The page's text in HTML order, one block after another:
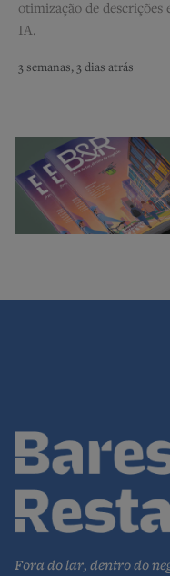
otimização de descrições
IA.
3 semanas, 3 dias atrás
Fora do lar, dentro do